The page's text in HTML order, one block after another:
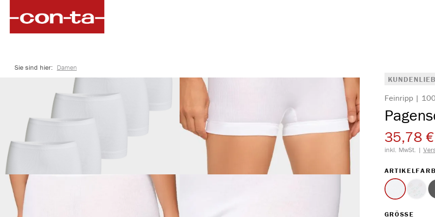
Zur Hauptnavigation springen
Sie sind hier: Damen
Feinripp |
35,78 €
inkl. MwSt. |
weiss Druck
GRÖSSE